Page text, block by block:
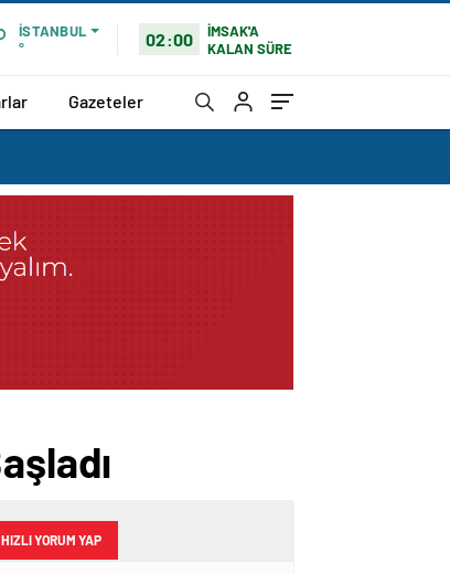
İSTANBUL
°
02:00
İMSAK'A
KALAN SÜRE
Gazeteler
HIZLI YORUM YAP